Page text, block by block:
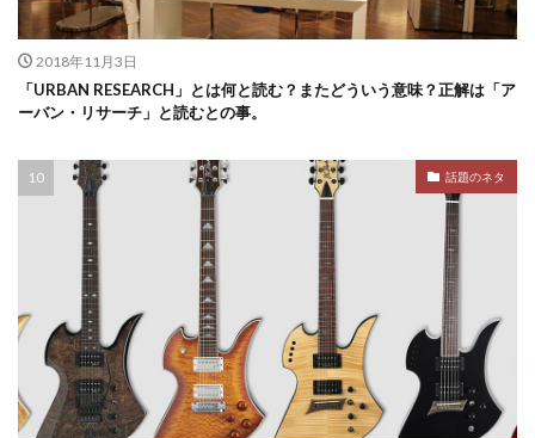
2018年11月3日
「URBAN RESEARCH」とは何と読む？またどういう意味？正解は「ア
ーバン・リサーチ」と読むとの事。
話題のネタ